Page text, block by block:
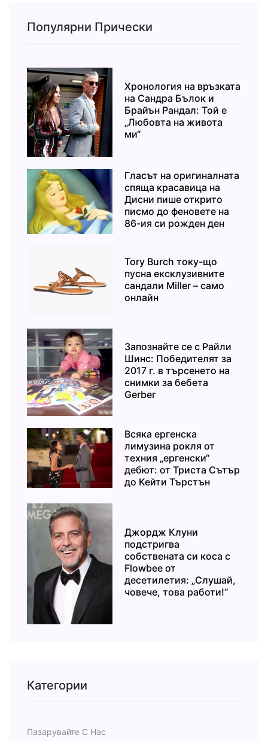
Популярни Прически
Хронология на връзката
на Сандра Бълок и
Брайън Рандал: Той е
„Любовта на живота
ми“
Гласът на оригиналната
спяща красавица на
Дисни пише открито
писмо до феновете на
86-ия си рожден ден
Tory Burch току-що
пусна ексклузивните
сандали Miller – само
онлайн
Запознайте се с Райли
Шинс: Победителят за
2017 г. в търсенето на
снимки за бебета
Gerber
Всяка ергенска
лимузина рокля от
техния „ергенски“
дебют: от Триста Сътър
до Кейти Търстън
Джордж Клуни
подстригва
собствената си коса с
Flowbee от
десетилетия: „Слушай,
човече, това работи!“
Категории
Пазарувайте С Нас